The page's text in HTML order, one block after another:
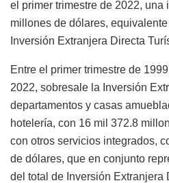
el primer trimestre de 2022, una
millones de dólares,
Inversión Extranjera Directa
Entre el primer trimestre de
2022, sobresale la Inversión
departamentos y casas
hotelería, con 16 mil 372.8
con otros servicios integrados,
de dólares, que en conjunto
del total de Inversión Extranjera